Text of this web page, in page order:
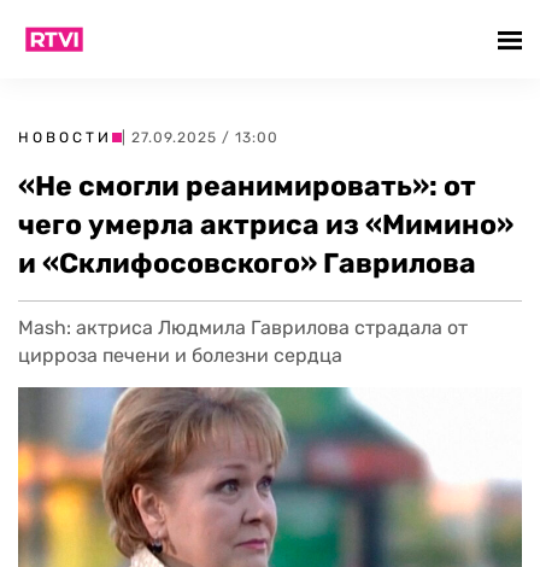
НОВОСТИ | 27.09.2025 / 13:00
«Не смогли реанимировать»: от
чего умерла актриса из «Мимино»
и «Склифосовского» Гаврилова
Mash: актриса Людмила Гаврилова страдала от
цирроза печени и болезни сердца